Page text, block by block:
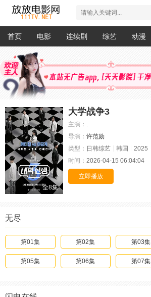
首页 电影 连续剧 综艺 动漫
全8集
大学战争3
主演：
导演： 许范勋
类型： 日韩综艺 韩国
2025
时间： 2026-04-15 06:04:04
立即播放
无尽
第01集 第02集 第03集
第05集 第06集 第07集